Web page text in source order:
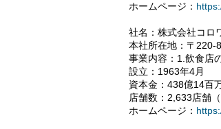
ホームページ：
社名：株式会社コロ
本社所在地：〒
事業内容：1.飲食店
設立：1963年4月
資本金：438億14百
店舗数：2,633店舗
ホームページ：